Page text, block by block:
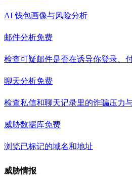
AI 钱包画像与风险分析
邮件分析免费
检查可疑邮件是否在诱导你登录、
聊天分析免费
检查私信和聊天记录里的诈骗压力
威胁数据库免费
浏览已标记的域名和地址
威胁情报